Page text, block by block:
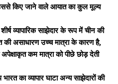
किए जाने वाले आयात का कुल मूल्य
व्यापारिक साझेदार के रूप में चीन की
असाधारण उच्च मात्रा के कारण है,
अपेक्षाकृत कम मात्रा को पीछे छोड़ देती
का व्यापार घाटा अन्य साझेदारों की